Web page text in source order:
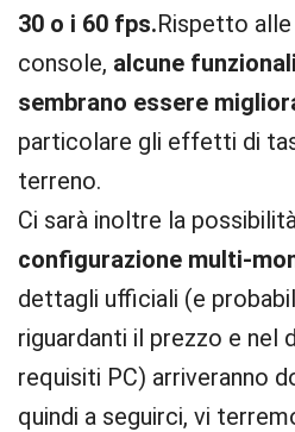
30 o i 60 fps.Rispetto
console, alcune
sembrano essere
particolare gli effetti di
terreno.
Ci sarà inoltre la
configurazione multi-
dettagli ufficiali (e
riguardanti il prezzo e nel
requisiti PC) arriveranno
quindi a seguirci, vi